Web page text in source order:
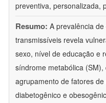
preventiva, personalizada,
Resumo: A prevalência
transmissíveis revela
sexo, nível de educação e
síndrome metabólica
agrupamento de fatores
diabetogênico e